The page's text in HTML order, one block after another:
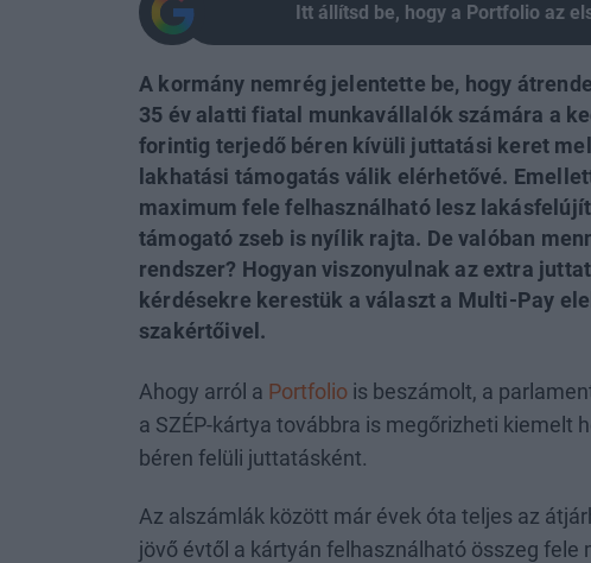
Itt állítsd be, hogy a Portfolio az
A kormány nemrég jelentette be, hogy
35 év alatti fiatal munkavállalók számára a
forintig terjedő béren kívüli juttatási keret
lakhatási támogatás válik elérhetővé.
maximum fele felhasználható lesz
támogató zseb is nyílik rajta. De valóban
rendszer? Hogyan viszonyulnak az extra
kérdésekre kerestük a választ a Multi-Pay
szakértőivel.
Ahogy arról a Portfolio is beszámolt, a
a SZÉP-kártya továbbra is megőrizheti kiemelt
béren felüli juttatásként.
Az alszámlák között már évek óta teljes az
jövő évtől a kártyán felhasználható összeg